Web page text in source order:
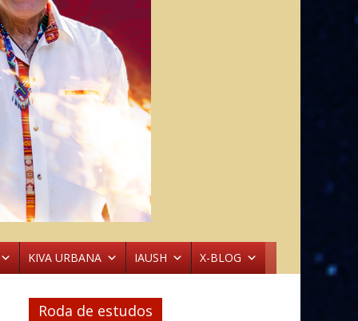
KIVA URBANA IAUSH X-BLOG
Roda de estudos